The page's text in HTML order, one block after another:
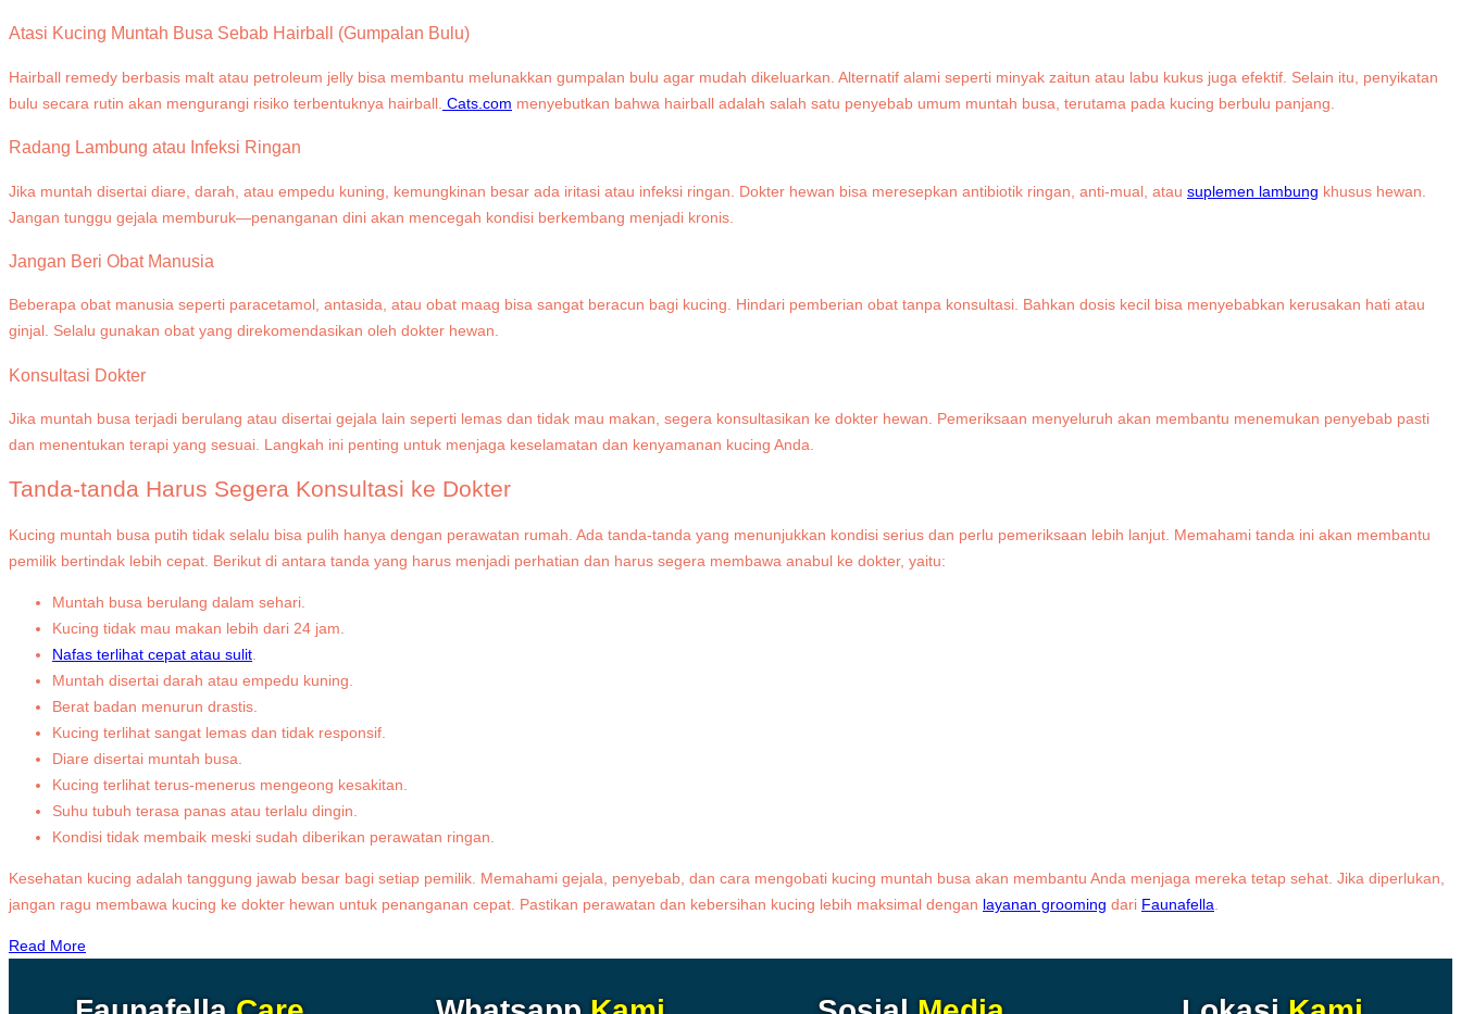
Atasi Kucing Muntah Busa Sebab Hairball (Gumpalan Bulu)
Hairball remedy berbasis malt atau petroleum jelly bisa membantu melunakkan gumpalan bulu agar mudah dikeluarkan. Alternatif alami seperti minyak zaitun atau labu kukus juga efektif. Selain itu, penyikatan
bulu secara rutin akan mengurangi risiko terbentuknya hairball. Cats.com menyebutkan bahwa hairball adalah salah satu penyebab umum muntah busa, terutama pada kucing berbulu panjang.
Radang Lambung atau Infeksi Ringan
Jika muntah disertai diare, darah, atau empedu kuning, kemungkinan besar ada iritasi atau infeksi ringan. Dokter hewan bisa meresepkan antibiotik ringan, anti-mual, atau suplemen lambung khusus hewan.
Jangan tunggu gejala memburuk—penanganan dini akan mencegah kondisi berkembang menjadi kronis.
Jangan Beri Obat Manusia
Beberapa obat manusia seperti paracetamol, antasida, atau obat maag bisa sangat beracun bagi kucing. Hindari pemberian obat tanpa konsultasi. Bahkan dosis kecil bisa menyebabkan kerusakan hati atau
ginjal. Selalu gunakan obat yang direkomendasikan oleh dokter hewan.
Konsultasi Dokter
Jika muntah busa terjadi berulang atau disertai gejala lain seperti lemas dan tidak mau makan, segera konsultasikan ke dokter hewan. Pemeriksaan menyeluruh akan membantu menemukan penyebab pasti
dan menentukan terapi yang sesuai. Langkah ini penting untuk menjaga keselamatan dan kenyamanan kucing Anda.
Tanda-tanda Harus Segera Konsultasi ke Dokter
Kucing muntah busa putih tidak selalu bisa pulih hanya dengan perawatan rumah. Ada tanda-tanda yang menunjukkan kondisi serius dan perlu pemeriksaan lebih lanjut. Memahami tanda ini akan membantu
pemilik bertindak lebih cepat. Berikut di antara tanda yang harus menjadi perhatian dan harus segera membawa anabul ke dokter, yaitu:
Muntah busa berulang dalam sehari.
Kucing tidak mau makan lebih dari 24 jam.
Nafas terlihat cepat atau sulit
Muntah disertai darah atau empedu kuning.
Berat badan menurun drastis.
Kucing terlihat sangat lemas dan tidak responsif.
Diare disertai muntah busa.
Kucing terlihat terus-menerus mengeong kesakitan.
Suhu tubuh terasa panas atau terlalu dingin.
Kondisi tidak membaik meski sudah diberikan perawatan ringan.
Kesehatan kucing adalah tanggung jawab besar bagi setiap pemilik. Memahami gejala, penyebab, dan cara mengobati kucing muntah busa akan membantu Anda menjaga mereka tetap sehat. Jika diperlukan,
jangan ragu membawa kucing ke dokter hewan untuk penanganan cepat. Pastikan perawatan dan kebersihan kucing lebih maksimal dengan layanan grooming dari Faunafella
Read More